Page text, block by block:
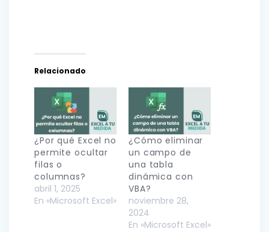
Relacionado
¿Por qué Excel no
permite ocultar
filas o
columnas?
abril 1, 2025
En «Microsoft Excel»
¿Cómo eliminar
un campo de
una tabla
dinámica con
VBA?
noviembre 28,
2024
En «Microsoft Excel»